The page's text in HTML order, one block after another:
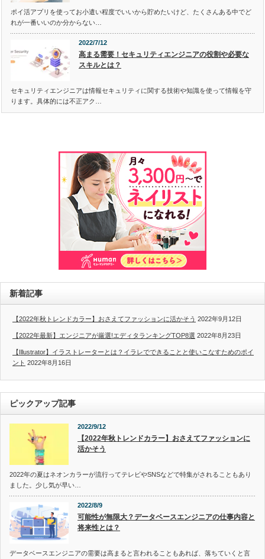
ポイ活アプリを使ってお小遣い程度でいいから貯めたいけど、たくさんある中でど
れが一番いいのか分からない…
2022/7/12
高まる需要！セキュリティエンジニアの役割や必要な
スキルとは？
セキュリティエンジニアは情報セキュリティに関する技術や知識を使って情報を守
ります。具体的には不正アク…
新着記事
【2022年秋トレンドカラー】おさえてファッションに活かそう 2022年9月12日
【2022年最新】エンジニアが厳選!エディタランキングTOP8選 2022年8月23日
【Illustrator】イラストレーターとは？イラレでできることと使いこなすためのポイ
ント 2022年8月16日
ピックアップ記事
2022/9/12
【2022年秋トレンドカラー】おさえてファッションに
活かそう
2022年の夏はネオンカラーが流行ってテレビやSNSなどで特集がされることもあり
ました。少し気が早い…
2022/8/9
可能性が無限大？データベースエンジニアの仕事内容と
将来性とは？
データベースエンジニアの需要は高まると言われることもあれば、落ちていくと言